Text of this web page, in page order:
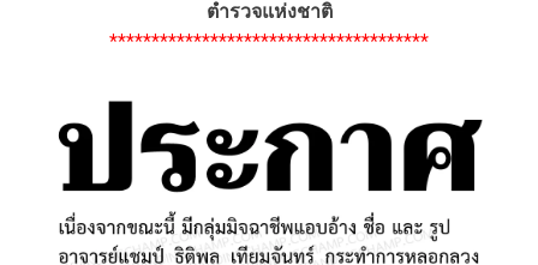
ตำรวจแห่งชาติ
**************************************